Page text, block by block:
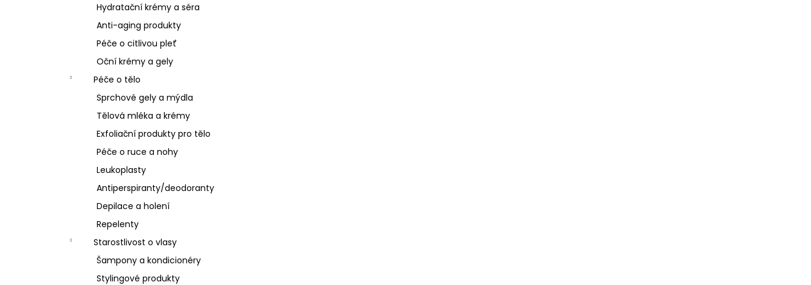
Hydratační krémy a séra
Anti-aging produkty
Péče o citlivou pleť
Oční krémy a gely
Péče o tělo
Sprchové gely a mýdla
Tělová mléka a krémy
Exfoliační produkty pro tělo
Péče o ruce a nohy
Leukoplasty
Antiperspiranty/deodoranty
Depilace a holení
Repelenty
Starostlivost o vlasy
Šampony a kondicionéry
Stylingové produkty